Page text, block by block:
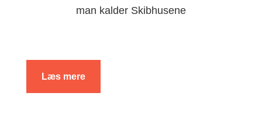
man kalder Skibhusene
Læs mere